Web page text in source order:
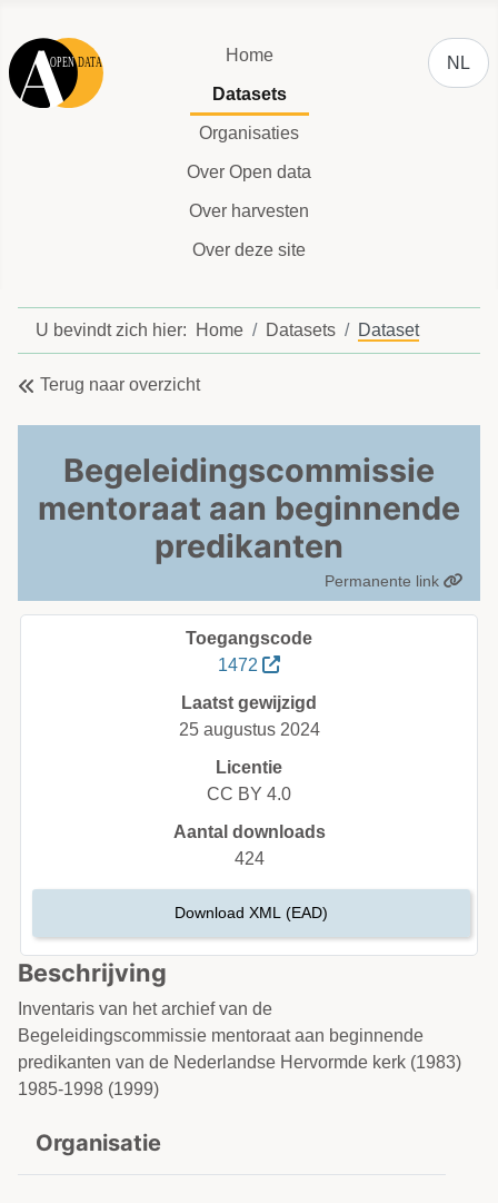
Home
Datasets
Organisaties
Over Open data
Over harvesten
Over deze site
NL
U bevindt zich hier: Home Datasets Dataset
Terug naar overzicht
Begeleidingscommissie
mentoraat aan beginnende
predikanten
Permanente link
Beschrijving
Inventaris van het archief van de
Begeleidingscommissie mentoraat aan beginnende
predikanten van de Nederlandse Hervormde kerk (1983)
1985-1998 (1999)
Organisatie
Toegangscode
1472
Laatst gewijzigd
25 augustus 2024
Licentie
CC BY 4.0
Aantal downloads
424
Download XML (EAD)